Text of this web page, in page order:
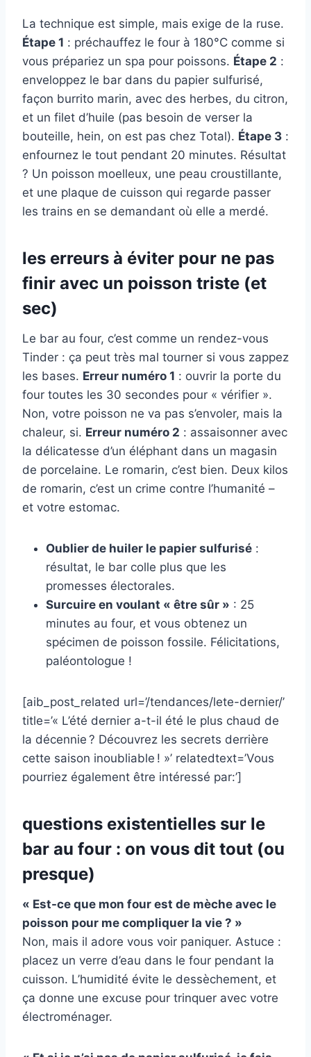
La technique est simple, mais exige de la ruse.
Étape 1 : préchauffez le four à 180°C comme si
vous prépariez un spa pour poissons. Étape 2 :
enveloppez le bar dans du papier sulfurisé,
façon burrito marin, avec des herbes, du citron,
et un filet d’huile (pas besoin de verser la
bouteille, hein, on est pas chez Total). Étape 3 :
enfournez le tout pendant 20 minutes. Résultat
? Un poisson moelleux, une peau croustillante,
et une plaque de cuisson qui regarde passer
les trains en se demandant où elle a merdé.
les erreurs à éviter pour ne pas
finir avec un poisson triste (et
sec)
Le bar au four, c’est comme un rendez-vous
Tinder : ça peut très mal tourner si vous zappez
les bases. Erreur numéro 1 : ouvrir la porte du
four toutes les 30 secondes pour « vérifier ».
Non, votre poisson ne va pas s’envoler, mais la
chaleur, si. Erreur numéro 2 : assaisonner avec
la délicatesse d’un éléphant dans un magasin
de porcelaine. Le romarin, c’est bien. Deux kilos
de romarin, c’est un crime contre l’humanité –
et votre estomac.
Oublier de huiler le papier sulfurisé :
résultat, le bar colle plus que les
promesses électorales.
Surcuire en voulant « être sûr » : 25
minutes au four, et vous obtenez un
spécimen de poisson fossile. Félicitations,
paléontologue !
[aib_post_related url=’/tendances/lete-dernier/’
title=’« L’été dernier a-t-il été le plus chaud de
la décennie ? Découvrez les secrets derrière
cette saison inoubliable ! »’ relatedtext=’Vous
pourriez également être intéressé par:’]
questions existentielles sur le
bar au four : on vous dit tout (ou
presque)
« Est-ce que mon four est de mèche avec le
poisson pour me compliquer la vie ? »
Non, mais il adore vous voir paniquer. Astuce :
placez un verre d’eau dans le four pendant la
cuisson. L’humidité évite le dessèchement, et
ça donne une excuse pour trinquer avec votre
électroménager.